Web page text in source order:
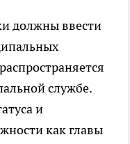
должны ввести
службе.
и
как главы